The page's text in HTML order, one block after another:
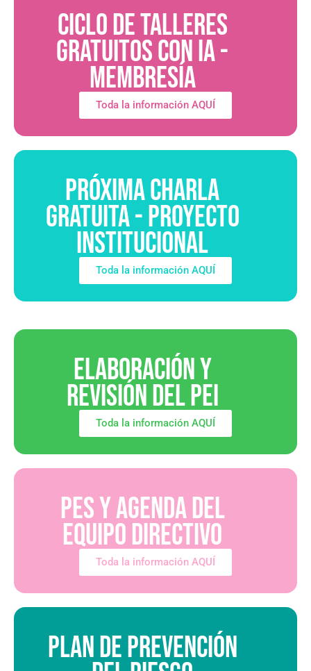
CICLO DE TALLERES
GRATUITOS CON IA -
MEMBRESÍA
Toda la información AQUÍ
PRÓXIMA CHARLA
GRATUITA - PROYECTO
INSTITUCIONAL
Toda la información AQUÍ
ELABORACIÓN Y
REVISIÓN DEL PEI
Toda la información AQUÍ
PES Y AGENDA DEL
EQUIPO DIRECTIVO
Toda la información AQUÍ
PLAN DE PREVENCIÓN